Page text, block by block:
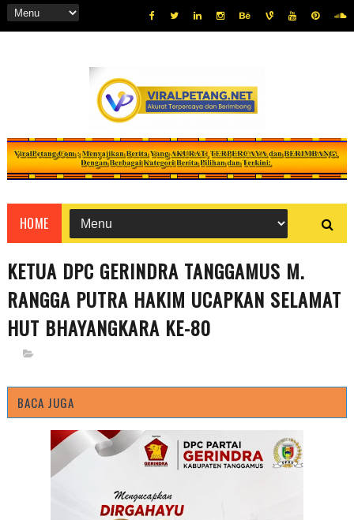
HOME
KETUA DPC GERINDRA TANGGAMUS M.
RANGGA PUTRA HAKIM UCAPKAN SELAMAT
HUT BHAYANGKARA KE-80
BACA JUGA